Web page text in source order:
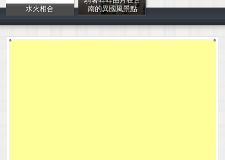
水火相合
王菀柔，張佳媛
南的異國風景點
王怡婷、林彥妏